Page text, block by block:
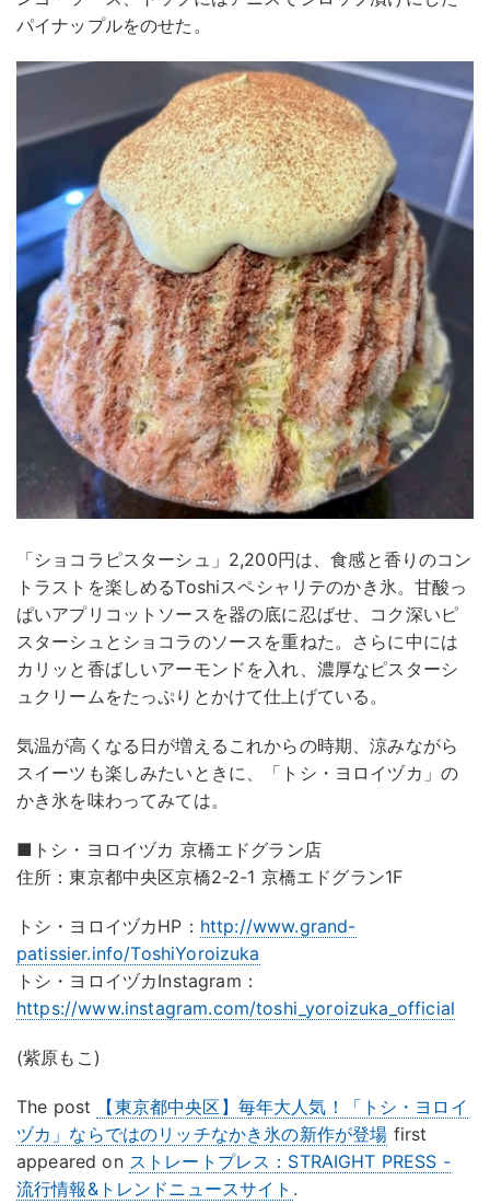
パイナップルをのせた。
「ショコラピスターシュ」2,200円は、食感と香りのコン
トラストを楽しめるToshiスペシャリテのかき氷。甘酸っ
ぱいアプリコットソースを器の底に忍ばせ、コク深いピ
スターシュとショコラのソースを重ねた。さらに中には
カリッと香ばしいアーモンドを入れ、濃厚なピスターシ
ュクリームをたっぷりとかけて仕上げている。
気温が高くなる日が増えるこれからの時期、涼みながら
スイーツも楽しみたいときに、「トシ・ヨロイヅカ」の
かき氷を味わってみては。
■トシ・ヨロイヅカ 京橋エドグラン店
住所：東京都中央区京橋2-2-1 京橋エドグラン1F
トシ・ヨロイヅカHP： http://www.grand-
patissier.info/ToshiYoroizuka
トシ・ヨロイヅカInstagram：
https://www.instagram.com/toshi_yoroizuka_official
(紫原もこ)
The post
【東京都中央区】毎年大人気！「トシ・ヨロイ
ヅカ」ならではのリッチなかき氷の新作が登場 first
appeared on ストレートプレス：STRAIGHT PRESS -
流行情報&トレンドニュースサイト .